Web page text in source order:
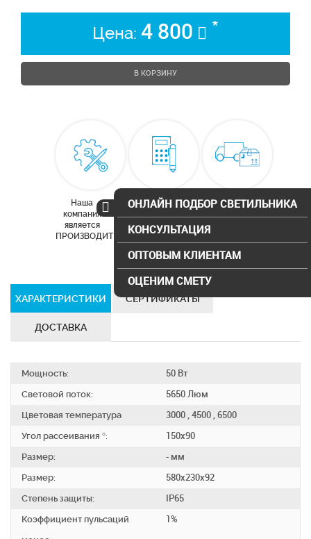
Цена: 4 800 *
В КОРЗИНУ
Наша
компания
является
ПРОИЗВОДИТЕЛЕМ
Бесплатный
освещения
Доставка по
московской
ХАРАКТЕРИСТИКИ СЕРТИФИКАТЫ
ДОСТАВКА
Мощность:
50 Вт
Световой поток:
5650 Люм
Цветовая температура
3000 , 4500 , 6500
Угол рассеивания °:
150х90
Размер:
- мм
Размер:
580x230x92
Степень защиты:
IP65
Коэффициент пульсаций
1%
ОНЛАЙН ПОДБОР СВЕТИЛЬНИКА
КОНСУЛЬТАЦИЯ
ОПТОВЫМ КЛИЕНТАМ
ОЦЕНИМ СМЕТУ